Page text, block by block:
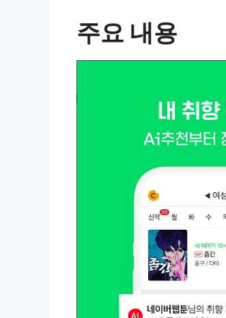
주요 내용